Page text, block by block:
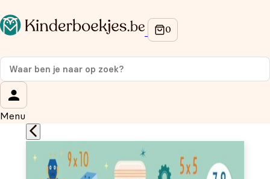
Menu
Op de hoogte blijven van onze acties?
Meld je aan voor onze nieuwsbrief en ontvang
korting
Wat is je voornaam?
Wat is je e-mailadres?*